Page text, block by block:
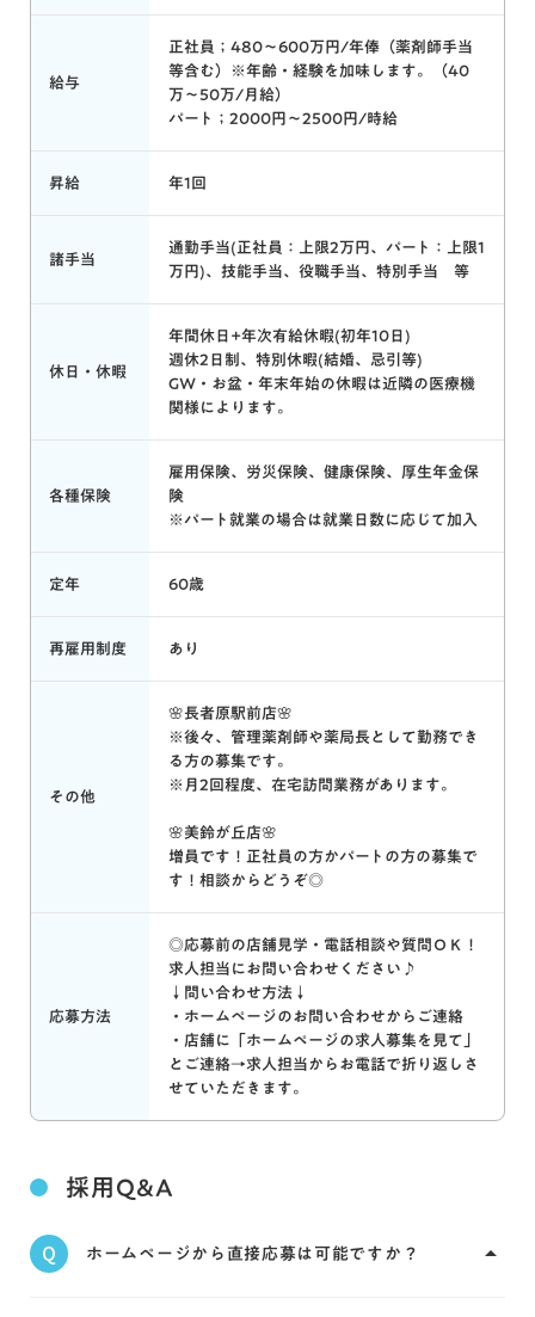
給与
正社員；480～600万円/年俸（薬剤師手当
等含む）※年齢・経験を加味します。（40
万〜50万/月給）
パート；2000円～2500円/時給
昇給 年1回
諸手当 通勤手当(正社員：上限2万円、パート：上限1
万円)、技能手当、役職手当、特別手当 等
休日・休暇
年間休日+年次有給休暇(初年10日)
週休2日制、特別休暇(結婚、忌引等)
GW・お盆・年末年始の休暇は近隣の医療機
関様によります。
各種保険
雇用保険、労災保険、健康保険、厚生年金保
険
※パート就業の場合は就業日数に応じて加入
定年 60歳
再雇用制度 あり
その他
🌸長者原駅前店🌸
※後々、管理薬剤師や薬局長として勤務でき
る方の募集です。
※月2回程度、在宅訪問業務があります。
🌸美鈴が丘店🌸
増員です！正社員の方かパートの方の募集で
す！相談からどうぞ◎
応募方法
◎応募前の店舗見学・電話相談や質問ＯＫ！
求人担当にお問い合わせください♪
↓問い合わせ方法↓
・ホームページのお問い合わせからご連絡
・店舗に「ホームページの求人募集を見て」
とご連絡→求人担当からお電話で折り返しさ
せていただきます。
採用Q&A
Q ホームページから直接応募は可能ですか？ arrow_drop_up